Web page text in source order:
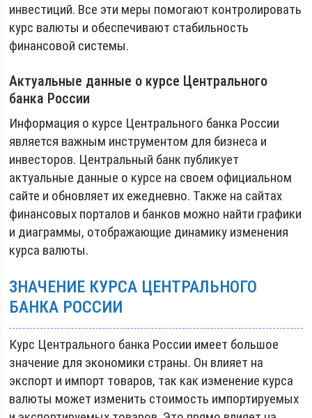
инвестиций. Все эти меры помогают контролировать
курс валюты и обеспечивают стабильность
финансовой системы.
Актуальные данные о курсе Центрального
банка России
Информация о курсе Центрального банка России
является важным инструментом для бизнеса и
инвесторов. Центральный банк публикует
актуальные данные о курсе на своем официальном
сайте и обновляет их ежедневно. Также на сайтах
финансовых порталов и банков можно найти графики
и диаграммы, отображающие динамику изменения
курса валюты.
ЗНАЧЕНИЕ КУРСА ЦЕНТРАЛЬНОГО
БАНКА РОССИИ
Курс Центрального банка России имеет большое
значение для экономики страны. Он влияет на
экспорт и импорт товаров, так как изменение курса
валюты может изменить стоимость импортируемых